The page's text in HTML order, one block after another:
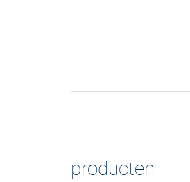
producten